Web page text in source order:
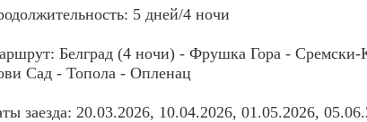
5 дней/4 ночи
Белград (4 ночи) - Фрушка Гора - Сремски-
Сад - Топола - Опленац
заезда: 20.03.2026, 10.04.2026, 01.05.2026,